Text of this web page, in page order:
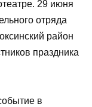
29 июня
отряда
район
праздника
в